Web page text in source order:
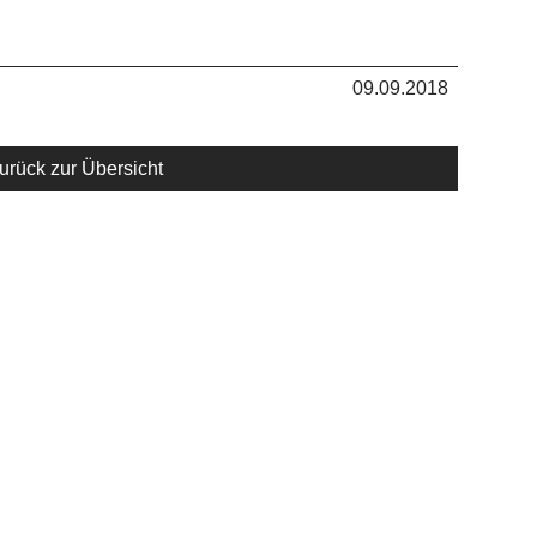
09.09.2018
zur Übersicht